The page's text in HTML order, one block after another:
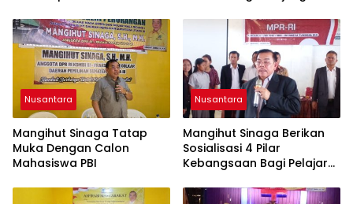
Penguatan
Profesionalisme dan
Akuntabilitas Personel
Nusantara
Mangihut Sinaga Tatap
Muka Dengan Calon
Mahasiswa PBI
Nusantara
Mangihut Sinaga Berikan
Sosialisasi 4 Pilar
Kebangsaan Bagi Pelajar